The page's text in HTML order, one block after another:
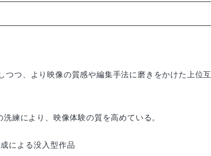
つ、より映像の質感や編集手法に磨きをかけた上位互
練により、映像体験の質を高めている。
による没入型作品